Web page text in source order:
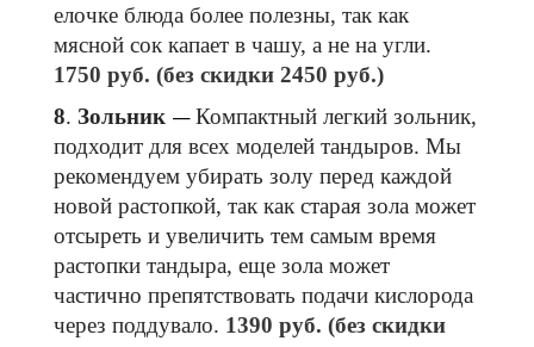
елочке блюда более полезны, так как
1750 руб. (без скидки 2450 руб.)
8. Зольник —Компактный легкий зольник,
подходит для всех моделей тандыров. Мы
рекомендуем убирать золу перед каждой
новой растопкой, так как старая зола может
отсыреть и увеличить тем самым время
растопки тандыра, еще зола может
частично препятствовать подачи кислорода
через поддувало. 1390 руб. (без скидки